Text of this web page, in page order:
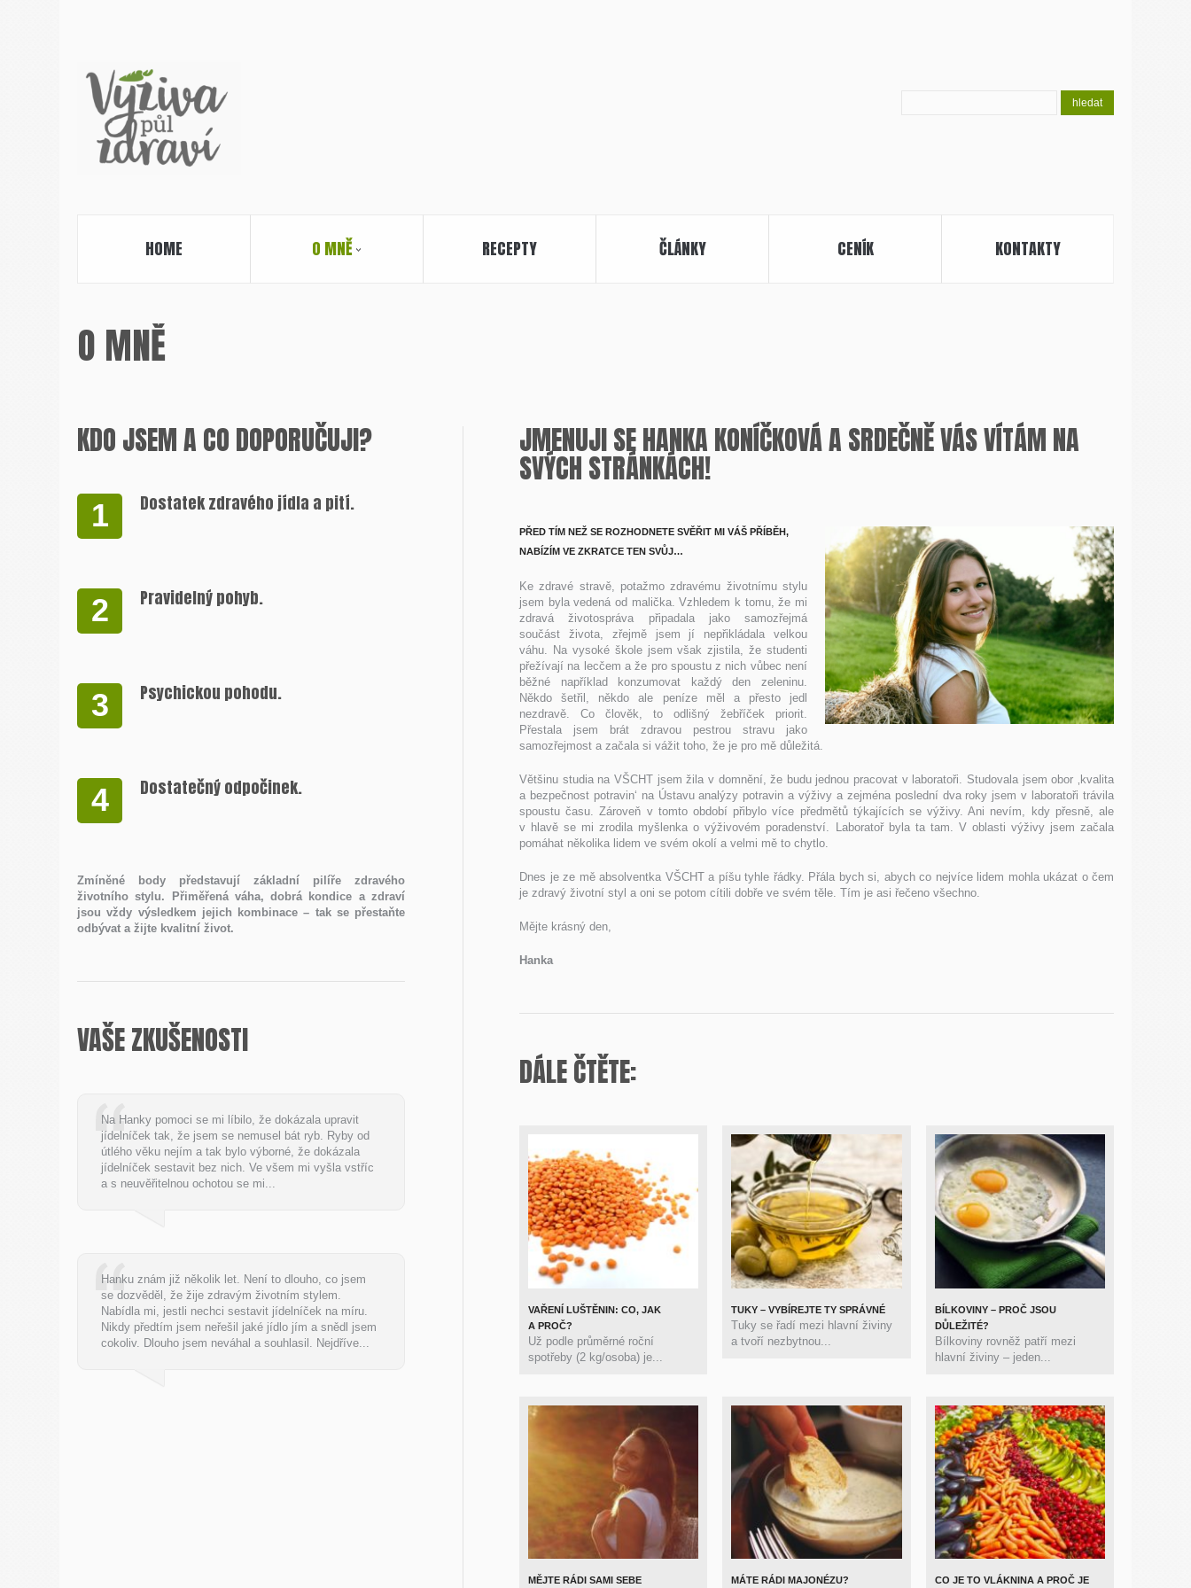
HOME O MNĚ RECEPTY ČLÁNKY CENÍK KONTAKTY
O MNĚ
KDO JSEM A CO DOPORUČUJI?
1 Dostatek zdravého jídla a pití.
2 Pravidelný pohyb.
3 Psychickou pohodu.
4 Dostatečný odpočinek.
Zmíněné body představují základní pilíře zdravého
životního stylu. Přiměřená váha, dobrá kondice a zdraví
jsou vždy výsledkem jejich kombinace – tak se přestaňte
odbývat a žijte kvalitní život.
VAŠE ZKUŠENOSTI
Na Hanky pomoci se mi líbilo, že dokázala upravit
jídelníček tak, že jsem se nemusel bát ryb. Ryby od
útlého věku nejím a tak bylo výborné, že dokázala
jídelníček sestavit bez nich. Ve všem mi vyšla vstříc
a s neuvěřitelnou ochotou se mi...
Hanku znám již několik let. Není to dlouho, co jsem
se dozvěděl, že žije zdravým životním stylem.
Nabídla mi, jestli nechci sestavit jídelníček na míru.
Nikdy předtím jsem neřešil jaké jídlo jím a snědl jsem
cokoliv. Dlouho jsem neváhal a souhlasil. Nejdříve...
JMENUJI SE HANKA KONÍČKOVÁ A SRDEČNĚ VÁS VÍTÁM NA
SVÝCH STRÁNKÁCH!
PŘED TÍM NEŽ SE ROZHODNETE SVĚŘIT MI VÁŠ PŘÍBĚH,
NABÍZÍM VE ZKRATCE TEN SVŮJ…
Ke zdravé stravě, potažmo zdravému životnímu stylu
jsem byla vedená od malička. Vzhledem k tomu, že mi
zdravá životospráva připadala jako samozřejmá
součást života, zřejmě jsem jí nepřikládala velkou
váhu. Na vysoké škole jsem však zjistila, že studenti
přežívají na lecčem a že pro spoustu z nich vůbec není
běžné například konzumovat každý den zeleninu.
Někdo šetřil, někdo ale peníze měl a přesto jedl
nezdravě. Co člověk, to odlišný žebříček priorit.
Přestala jsem brát zdravou pestrou stravu jako
samozřejmost a začala si vážit toho, že je pro mě důležitá.
Většinu studia na VŠCHT jsem žila v domnění, že budu jednou pracovat v laboratoři. Studovala jsem obor ‚kvalita
a bezpečnost potravin‘ na Ústavu analýzy potravin a výživy a zejména poslední dva roky jsem v laboratoři trávila
spoustu času. Zároveň v tomto období přibylo více předmětů týkajících se výživy. Ani nevím, kdy přesně, ale
v hlavě se mi zrodila myšlenka o výživovém poradenství. Laboratoř byla ta tam. V oblasti výživy jsem začala
pomáhat několika lidem ve svém okolí a velmi mě to chytlo.
Dnes je ze mě absolventka VŠCHT a píšu tyhle řádky. Přála bych si, abych co nejvíce lidem mohla ukázat o čem
je zdravý životní styl a oni se potom cítili dobře ve svém těle. Tím je asi řečeno všechno.
Mějte krásný den,
Hanka
DÁLE ČTĚTE:
VAŘENÍ LUŠTĚNIN: CO, JAK
A PROČ?
Už podle průměrné roční
spotřeby (2 kg/osoba) je...
TUKY – VYBÍREJTE TY SPRÁVNÉ
Tuky se řadí mezi hlavní živiny
a tvoří nezbytnou...
BÍLKOVINY – PROČ JSOU
DŮLEŽITÉ?
Bílkoviny rovněž patří mezi
hlavní živiny – jeden...
MĚJTE RÁDI SAMI SEBE MÁTE RÁDI MAJONÉZU? CO JE TO VLÁKNINA A PROČ JE